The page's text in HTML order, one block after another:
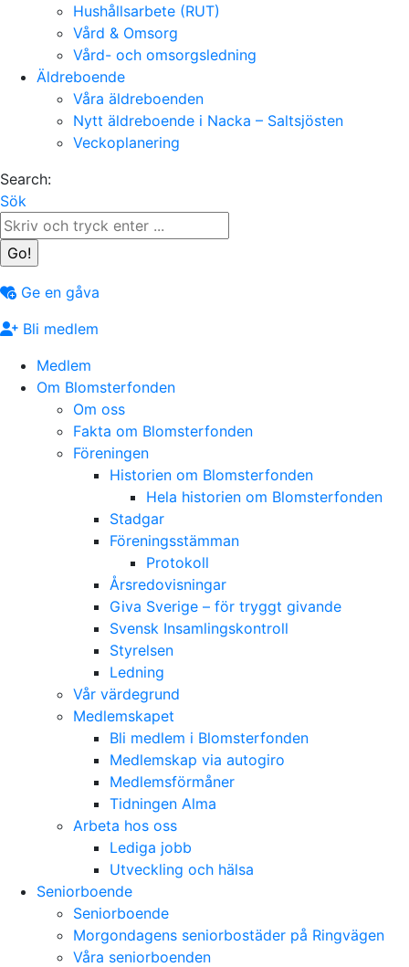
Hushållsarbete (RUT)
Vård & Omsorg
Vård- och omsorgsledning
Äldreboende
Våra äldreboenden
Nytt äldreboende i Nacka – Saltsjösten
Veckoplanering
Search:
Sök
Ge en gåva
Bli medlem
Medlem
Om Blomsterfonden
Om oss
Fakta om Blomsterfonden
Föreningen
Historien om Blomsterfonden
Hela historien om Blomsterfonden
Stadgar
Föreningsstämman
Protokoll
Årsredovisningar
Giva Sverige – för tryggt givande
Svensk Insamlingskontroll
Styrelsen
Ledning
Vår värdegrund
Medlemskapet
Bli medlem i Blomsterfonden
Medlemskap via autogiro
Medlemsförmåner
Tidningen Alma
Arbeta hos oss
Lediga jobb
Utveckling och hälsa
Seniorboende
Seniorboende
Morgondagens seniorbostäder på Ringvägen
Våra seniorboenden